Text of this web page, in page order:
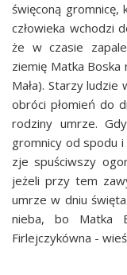
święconą
człowieka wchodzi
że w czasie
ziemię Matka
Mała). Starzy
obróci płomień do
rodziny umrze.
gromnicy od spodu i
zje spuściwszy
jeżeli przy tem
umrze w dniu
nieba, bo Matka
Firlejczykówna -